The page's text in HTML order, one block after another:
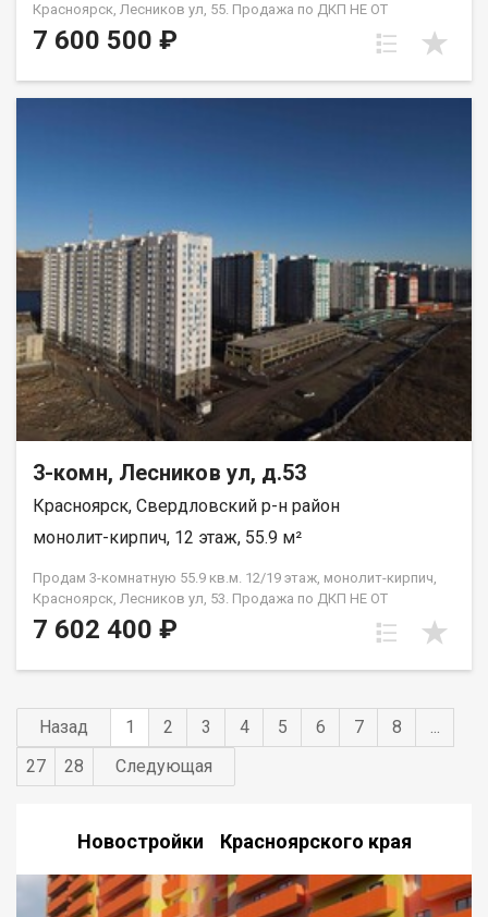
Красноярск, Лесников ул, 55. Продажа по ДКП НЕ ОТ
ЗАСТРОЙЩИКА
7 600 500 ₽
3-комн, Лесников ул, д.53
Красноярск, Свердловский р-н район
монолит-кирпич, 12 этаж, 55.9 м²
Продам 3-комнатную 55.9 кв.м. 12/19 этаж, монолит-кирпич,
Красноярск, Лесников ул, 53. Продажа по ДКП НЕ ОТ
ЗАСТРОЙЩИКА
7 602 400 ₽
Назад 1 2 3 4 5 6 7 8
...
27
28 Следующая
Новостройки Красноярского края